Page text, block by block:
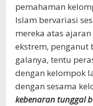
pemahaman
Islam bervariasi
mereka atas
ekstrem, penganut
galanya, tentu
dengan kelompok
dengan sesama
kebenaran tunggal